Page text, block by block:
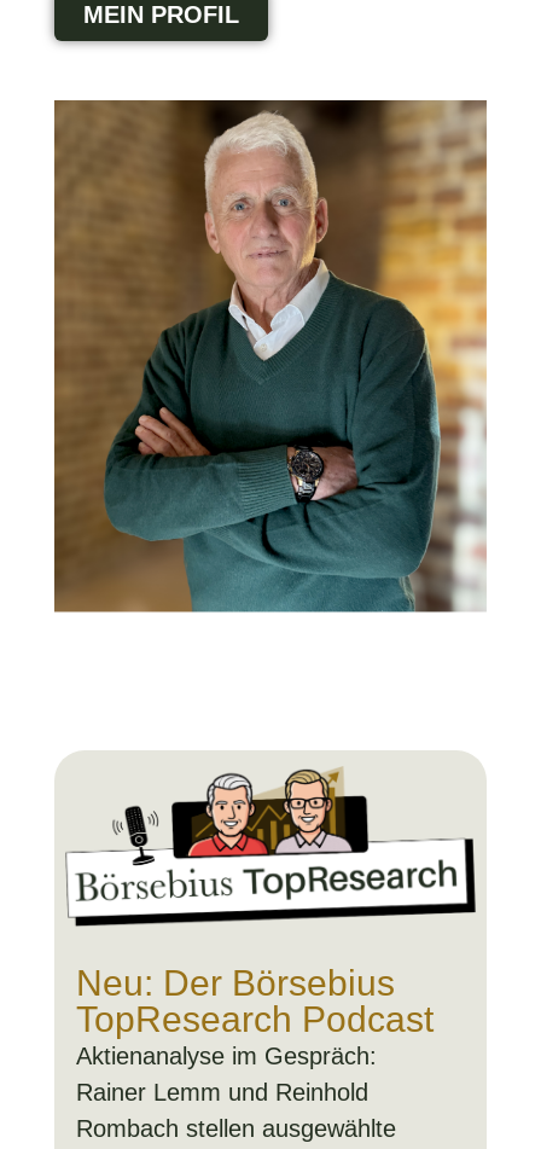
MEIN PROFIL
Neu: Der Börsebius
TopResearch Podcast
Aktienanalyse im Gespräch:
Rainer Lemm und Reinhold
Rombach stellen ausgewählte